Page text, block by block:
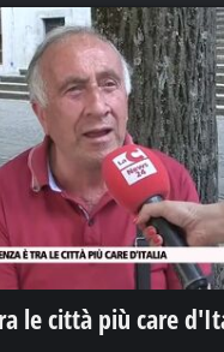
le città più care